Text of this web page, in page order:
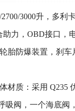
3000升，多利
力，OBD接口，
胎防爆装置，刹
材质：采用
阀，一个海底阀